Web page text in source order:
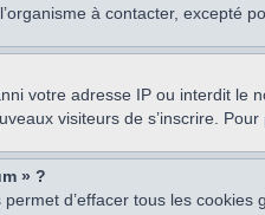
à contacter, excepté
votre adresse IP ou interdit le
visiteurs de s’inscrire.
» ?
d’effacer tous les